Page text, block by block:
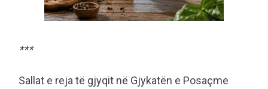
***
Sallat e reja të gjyqit në Gjykatën e Posaçme